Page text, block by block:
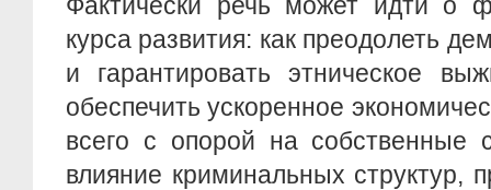
курса развития: как преодолеть
и гарантировать этническое
обеспечить ускоренное
всего с опорой на собственные
влияние криминальных структур,